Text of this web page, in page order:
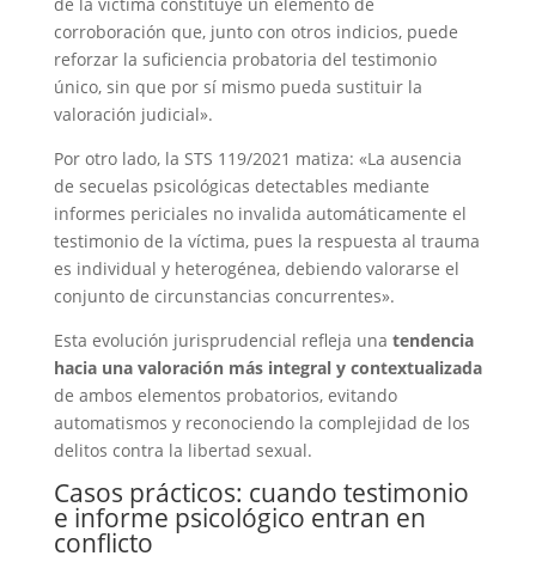
de la víctima constituye un elemento de
corroboración que, junto con otros indicios, puede
reforzar la suficiencia probatoria del testimonio
único, sin que por sí mismo pueda sustituir la
valoración judicial».
Por otro lado, la STS 119/2021 matiza: «La ausencia
de secuelas psicológicas detectables mediante
informes periciales no invalida automáticamente el
testimonio de la víctima, pues la respuesta al trauma
es individual y heterogénea, debiendo valorarse el
conjunto de circunstancias concurrentes».
Esta evolución jurisprudencial refleja una tendencia
hacia una valoración más integral y contextualizada
de ambos elementos probatorios, evitando
automatismos y reconociendo la complejidad de los
delitos contra la libertad sexual.
Casos prácticos: cuando testimonio
e informe psicológico entran en
conflicto